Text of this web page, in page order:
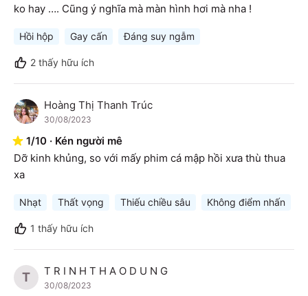
ko hay …. Cũng ý nghĩa mà màn hình hơi mà nha !
Hồi hộp Gay cấn Đáng suy ngẫm
2 thấy hữu ích
H Hoàng Thị Thanh Trúc
30/08/2023
1/10 · Kén người mê
Dỡ kinh khủng, so với mấy phim cá mập hồi xưa thù thua
xa
Nhạt Thất vọng Thiếu chiều sâu Không điểm nhấn
1 thấy hữu ích
T T R I N H T H A O D U N G
30/08/2023